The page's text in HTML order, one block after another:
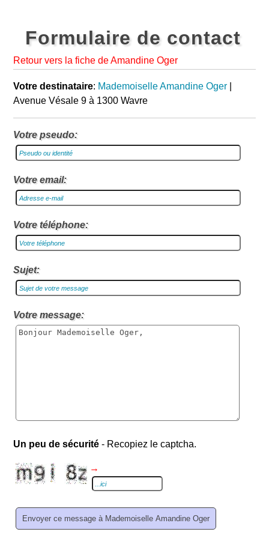
Formulaire de contact
Retour vers la fiche de Amandine Oger
Votre destinataire: Mademoiselle Amandine Oger
Avenue Vésale 9 à 1300 Wavre
Votre pseudo:
Votre email:
Votre téléphone:
Sujet:
Votre message:
Un peu de sécurité - Recopiez le captcha.
→